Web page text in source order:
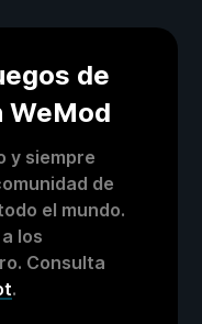
de
WeMod
y siempre
de
el mundo.
los
Consulta
.